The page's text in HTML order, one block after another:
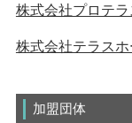
株式会社プロテ
株式会社テラス
加盟団体